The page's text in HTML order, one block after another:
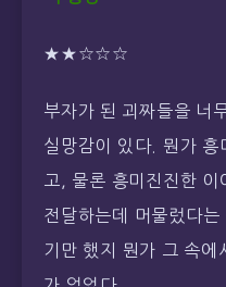
★★☆☆☆
부자가 된 괴짜들을 너
실망감이 있다. 뭔가 흥
고, 물론 흥미진진한
전달하는데 머물렀다
기만 했지 뭔가 그 속에